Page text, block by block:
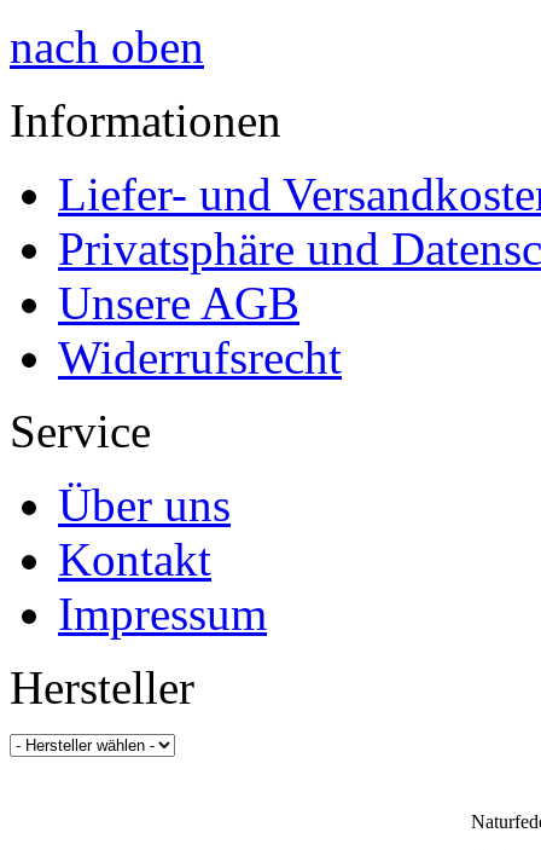
nach oben
Informationen
Liefer- und
Privatsphäre und
Unsere AGB
Widerrufsrecht
Service
Über uns
Kontakt
Impressum
Hersteller